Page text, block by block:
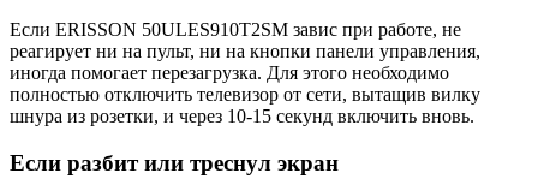
Если ERISSON 50ULES910T2SM завис при работе, не
реагирует ни на пульт, ни на кнопки панели управления,
иногда помогает перезагрузка. Для этого необходимо
полностью отключить телевизор от сети, вытащив вилку
шнура из розетки, и через 10-15 секунд включить вновь.
Если разбит или треснул экран